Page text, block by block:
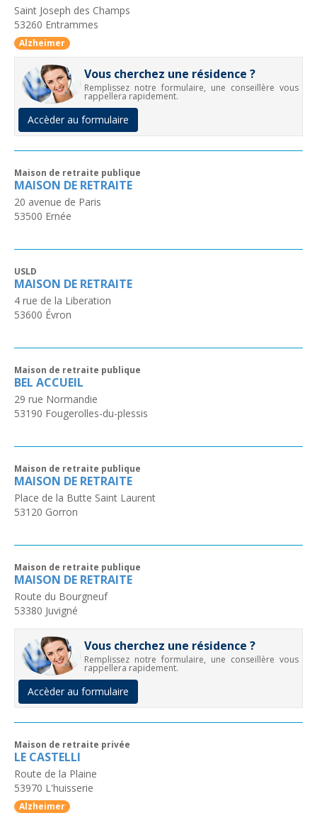
Saint Joseph des Champs
53260 Entrammes
Alzheimer
Vous cherchez une résidence ?
Remplissez notre formulaire, une conseillère vous
rappellera rapidement.
Accèder au formulaire
Maison de retraite publique
MAISON DE RETRAITE
20 avenue de Paris
53500 Ernée
USLD
MAISON DE RETRAITE
4 rue de la Liberation
53600 Évron
Maison de retraite publique
BEL ACCUEIL
29 rue Normandie
53190 Fougerolles-du-plessis
Maison de retraite publique
MAISON DE RETRAITE
Place de la Butte Saint Laurent
53120 Gorron
Maison de retraite publique
MAISON DE RETRAITE
Route du Bourgneuf
53380 Juvigné
Vous cherchez une résidence ?
Remplissez notre formulaire, une conseillère vous
rappellera rapidement.
Accèder au formulaire
Maison de retraite privée
LE CASTELLI
Route de la Plaine
53970 L'huisserie
Alzheimer